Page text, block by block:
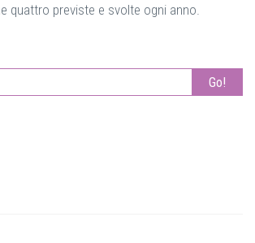
quattro previste e svolte ogni anno.
Go!